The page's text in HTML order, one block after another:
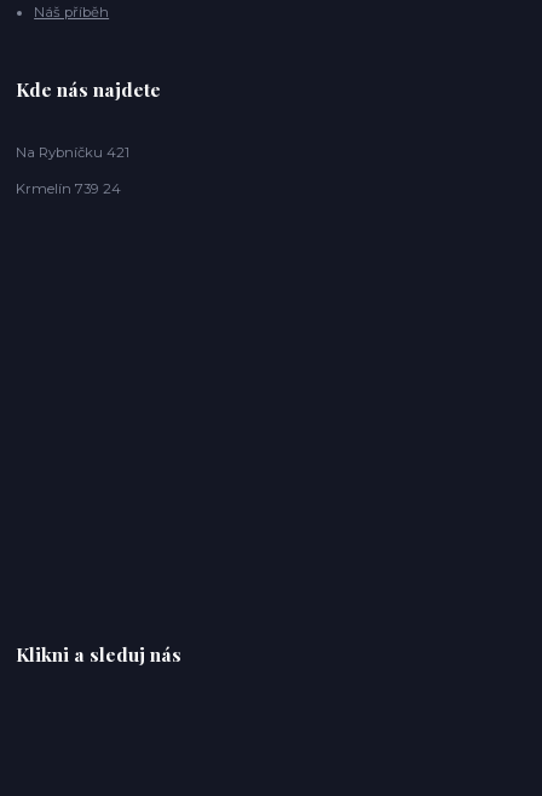
Náš příběh
Kde nás najdete
Na Rybníčku 421
Krmelín 739 24
Klikni a sleduj nás